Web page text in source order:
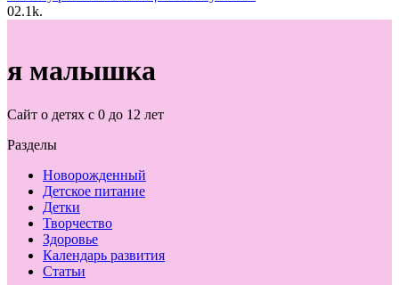
02.1k.
я малышка
Сайт о детях с 0 до 12 лет
Разделы
Новорожденный
Детское питание
Детки
Творчество
Здоровье
Календарь развития
Статьи